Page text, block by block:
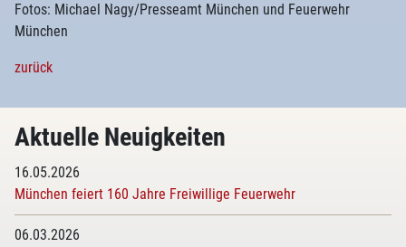
Fotos: Michael Nagy/Presseamt München und Feuerwehr
München
zurück
Aktuelle Neuigkeiten
16.05.2026
München feiert 160 Jahre Freiwillige Feuerwehr
06.03.2026